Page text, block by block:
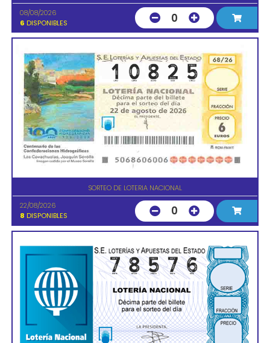
08/08/2026
6 DISPONIBLES 0
SORTEO DE LOTERIA NACIONAL
22/08/2026
8 DISPONIBLES 0